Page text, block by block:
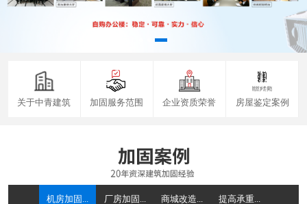
关于中青建筑 加固服务范围 企业资质荣誉 房屋鉴定案例
机房加固... 厂房加固... 商城改造... 提高承重...